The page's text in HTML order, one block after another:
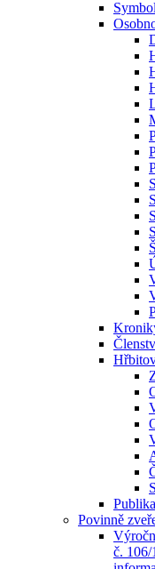
Povinně
č. 106/